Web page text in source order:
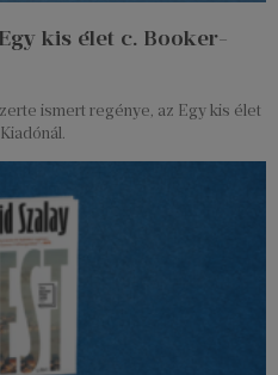
kis élet c. Booker-
ismert regénye, az Egy kis élet